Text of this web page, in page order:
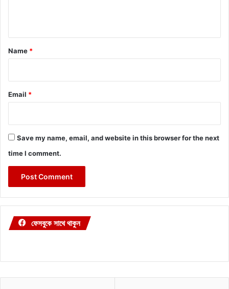
*
Name *
Email *
Save my name, email, and website in this browser for the next
time I comment.
ফেসবুকে সাথে থাকুন